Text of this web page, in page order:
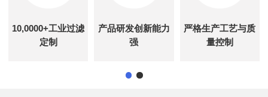
10,0000+工业过滤
定制
产品研发创新能力
强
严格生产工艺与质
量控制